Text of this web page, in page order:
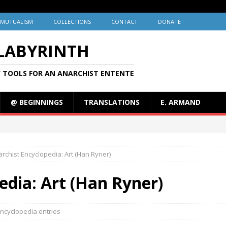
MUTUALISM COLLECTIONS CONTACT DONATE
FOR AN ANARCHIST ENTENTE
@ BEGINNINGS TRANSLATIONS E. ARMAND
Encyclopedia: Art (Han Ryner)
Art (Han Ryner)
entries